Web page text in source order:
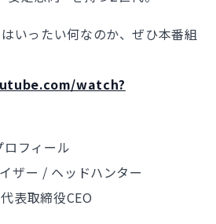
いったい何なのか、ぜひ本番組
watch?
フィール
ザー / ヘッドハンター
表取締役CEO